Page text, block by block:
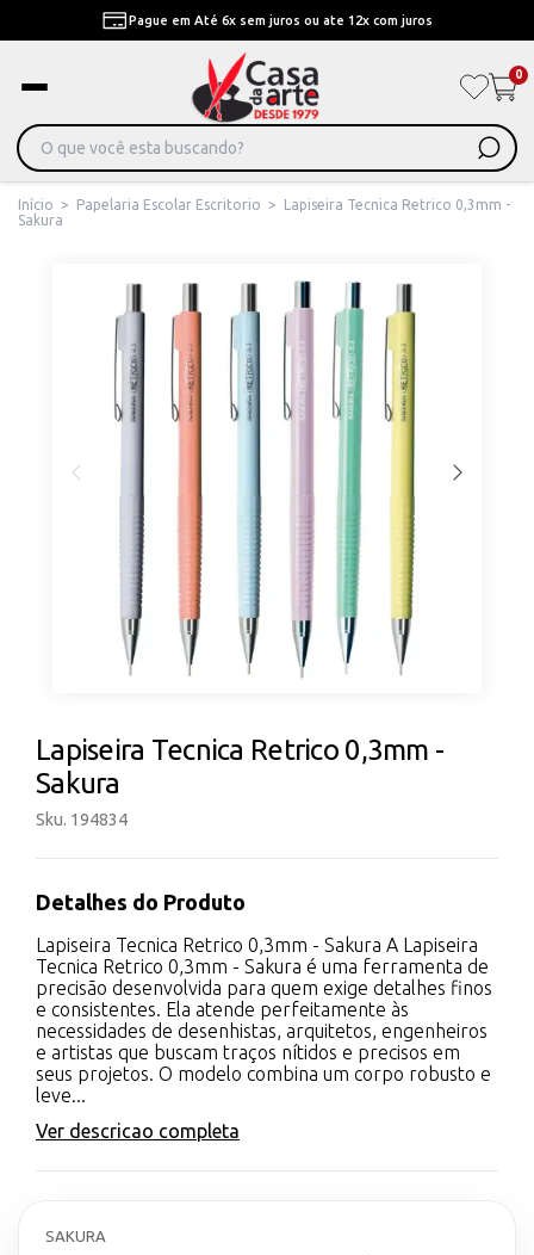
Pague em Até 6x sem juros ou ate 12x com juros
0
Início > Papelaria Escolar Escritorio >
Lapiseira Tecnica Retrico 0,3mm -
Sakura
Lapiseira Tecnica Retrico 0,3mm -
Sakura
Sku. 194834
Detalhes do Produto
Lapiseira Tecnica Retrico 0,3mm - Sakura A Lapiseira
Tecnica Retrico 0,3mm - Sakura é uma ferramenta de
precisão desenvolvida para quem exige detalhes finos
e consistentes. Ela atende perfeitamente às
necessidades de desenhistas, arquitetos, engenheiros
e artistas que buscam traços nítidos e precisos em
seus projetos. O modelo combina um corpo robusto e
leve...
Ver descricao completa
SAKURA